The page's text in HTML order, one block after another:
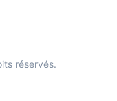
réservés.